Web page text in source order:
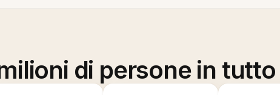
di persone in